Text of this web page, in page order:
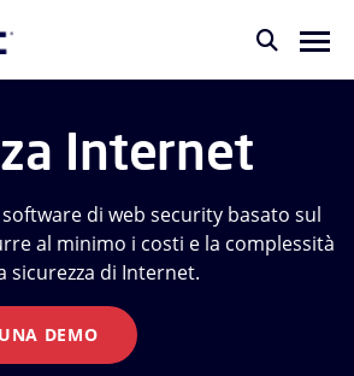
Internet
di web security basato sul
al minimo i costi e la complessità
sicurezza di Internet.
DEMO